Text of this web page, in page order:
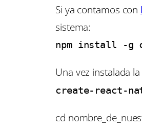
Si ya contamos con
sistema:
npm install -g
Una vez instalada
create-react-
cd